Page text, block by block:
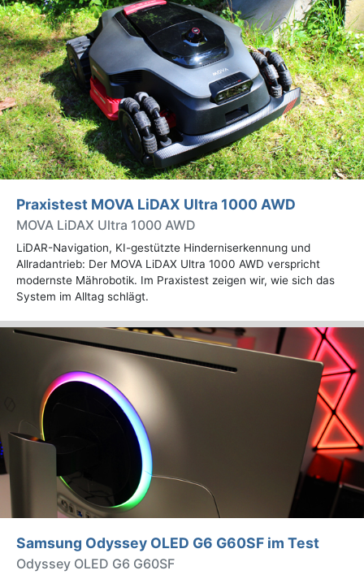
Praxistest MOVA LiDAX Ultra 1000 AWD
MOVA LiDAX Ultra 1000 AWD
LiDAR-Navigation, KI-gestützte Hinderniserkennung und
Allradantrieb: Der MOVA LiDAX Ultra 1000 AWD verspricht
modernste Mährobotik. Im Praxistest zeigen wir, wie sich das
System im Alltag schlägt.
Samsung Odyssey OLED G6 G60SF im Test
Odyssey OLED G6 G60SF